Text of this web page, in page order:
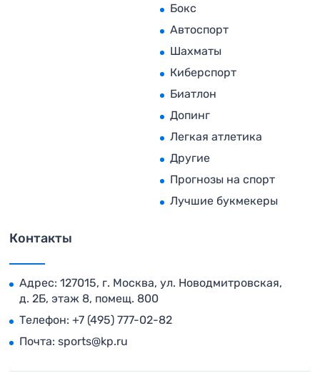
Бокс
Автоспорт
Шахматы
Киберспорт
Биатлон
Допинг
Легкая атлетика
Другие
Прогнозы на спорт
Лучшие букмекеры
Контакты
Адрес: 127015, г. Москва, ул. Новодмитровская,
д. 2Б, этаж 8, помещ. 800
Телефон: +7 (495) 777-02-82
Почта: sports@kp.ru